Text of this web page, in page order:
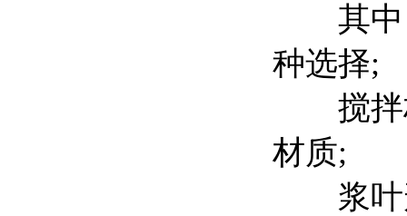
其中，
种选择;
搅拌杆
材质;
浆叶形